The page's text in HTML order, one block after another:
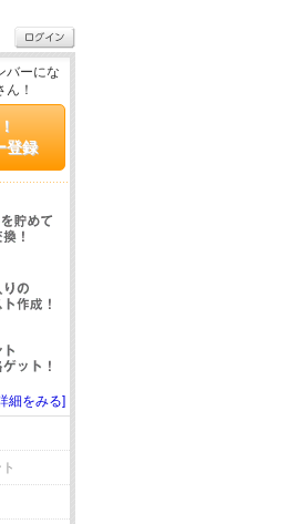
バーにな
！
登録
細をみる]